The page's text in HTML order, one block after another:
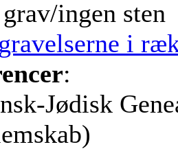
grav/ingen sten
i
:
Jødisk